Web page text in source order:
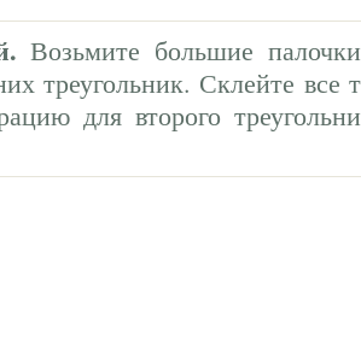
Возьмите большие
треугольник. Склейте все
для второго